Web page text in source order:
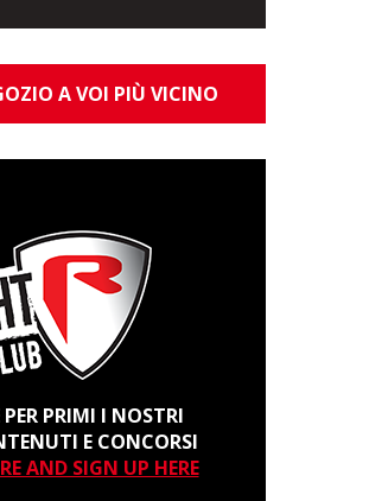
A VOI PIÙ VICINO
PRIMI I NOSTRI
E CONCORSI
AND SIGN UP HERE